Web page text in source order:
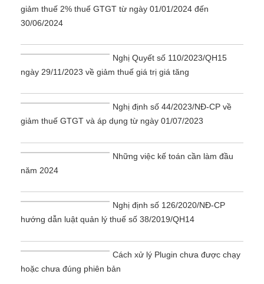
giảm thuế 2% thuế GTGT từ ngày 01/01/2024 đến
30/06/2024
Nghị Quyết số 110/2023/QH15
ngày 29/11/2023 về giảm thuế giá trị giá tăng
Nghị định số 44/2023/NĐ-CP về
giảm thuế GTGT và áp dụng từ ngày 01/07/2023
Những việc kế toán cần làm đầu
năm 2024
Nghị định số 126/2020/NĐ-CP
hướng dẫn luật quản lý thuế số 38/2019/QH14
Cách xử lý Plugin chưa được chạy
hoặc chưa đúng phiên bản